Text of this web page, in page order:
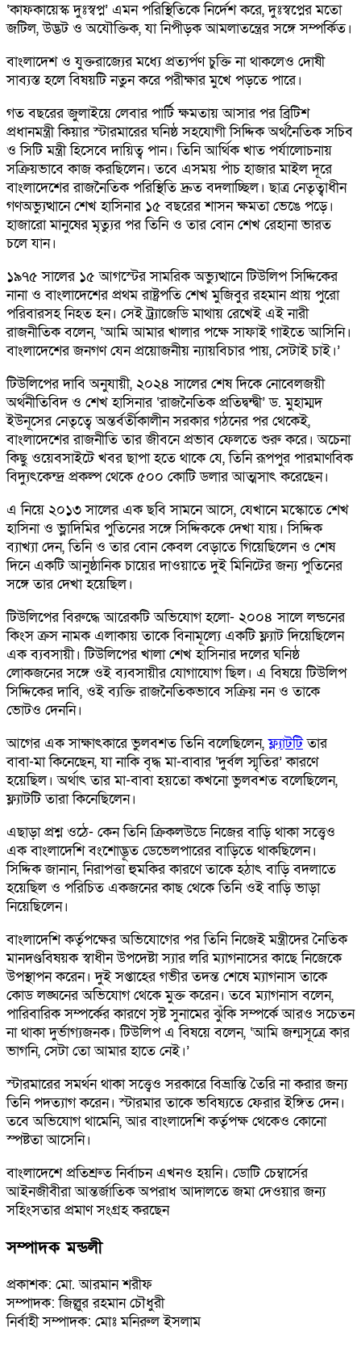
‘কাফকায়েস্ক দুঃস্বপ্ন’ এমন পরিস্থিতিকে নির্দেশ করে, দুঃস্বপ্নের মতো
জটিল, উদ্ভট ও অযৌক্তিক, যা নিপীড়ক আমলাতন্ত্রের সঙ্গে সম্পর্কিত।
বাংলাদেশ ও যুক্তরাজ্যের মধ্যে প্রত্যর্পণ চুক্তি না থাকলেও দোষী
সাব্যস্ত হলে বিষয়টি নতুন করে পরীক্ষার মুখে পড়তে পারে।
গত বছরের জুলাইয়ে লেবার পার্টি ক্ষমতায় আসার পর ব্রিটিশ
প্রধানমন্ত্রী কিয়ার স্টারমারের ঘনিষ্ঠ সহযোগী সিদ্দিক অর্থনৈতিক সচিব
ও সিটি মন্ত্রী হিসেবে দায়িত্ব পান। তিনি আর্থিক খাত পর্যালোচনায়
সক্রিয়ভাবে কাজ করছিলেন। তবে এসময় পাঁচ হাজার মাইল দূরে
বাংলাদেশের রাজনৈতিক পরিস্থিতি দ্রুত বদলাচ্ছিল। ছাত্র নেতৃত্বাধীন
গণঅভ্যুত্থানে শেখ হাসিনার ১৫ বছরের শাসন ক্ষমতা ভেঙে পড়ে।
হাজারো মানুষের মৃত্যুর পর তিনি ও তার বোন শেখ রেহানা ভারত
চলে যান।
১৯৭৫ সালের ১৫ আগস্টের সামরিক অভ্যুত্থানে টিউলিপ সিদ্দিকের
নানা ও বাংলাদেশের প্রথম রাষ্ট্রপতি শেখ মুজিবুর রহমান প্রায় পুরো
পরিবারসহ নিহত হন। সেই ট্র্যাজেডি মাথায় রেখেই এই নারী
রাজনীতিক বলেন, ‘আমি আমার খালার পক্ষে সাফাই গাইতে আসিনি।
বাংলাদেশের জনগণ যেন প্রয়োজনীয় ন্যায়বিচার পায়, সেটাই চাই।’
টিউলিপের দাবি অনুযায়ী, ২০২৪ সালের শেষ দিকে নোবেলজয়ী
অর্থনীতিবিদ ও শেখ হাসিনার ‘রাজনৈতিক প্রতিদ্বন্দ্বী’ ড. মুহাম্মদ
ইউনূসের নেতৃত্বে অন্তর্বর্তীকালীন সরকার গঠনের পর থেকেই,
বাংলাদেশের রাজনীতি তার জীবনে প্রভাব ফেলতে শুরু করে। অচেনা
কিছু ওয়েবসাইটে খবর ছাপা হতে থাকে যে, তিনি রূপপুর পারমাণবিক
বিদ্যুৎকেন্দ্র প্রকল্প থেকে ৫০০ কোটি ডলার আত্মসাৎ করেছেন।
এ নিয়ে ২০১৩ সালের এক ছবি সামনে আসে, যেখানে মস্কোতে শেখ
হাসিনা ও ভ্লাদিমির পুতিনের সঙ্গে সিদ্দিককে দেখা যায়। সিদ্দিক
ব্যাখ্যা দেন, তিনি ও তার বোন কেবল বেড়াতে গিয়েছিলেন ও শেষ
দিনে একটি আনুষ্ঠানিক চায়ের দাওয়াতে দুই মিনিটের জন্য পুতিনের
সঙ্গে তার দেখা হয়েছিল।
টিউলিপের বিরুদ্ধে আরেকটি অভিযোগ হলো- ২০০৪ সালে লন্ডনের
কিংস ক্রস নামক এলাকায় তাকে বিনামূল্যে একটি ফ্ল্যাট দিয়েছিলেন
এক ব্যবসায়ী। টিউলিপের খালা শেখ হাসিনার দলের ঘনিষ্ঠ
লোকজনের সঙ্গে ওই ব্যবসায়ীর যোগাযোগ ছিল। এ বিষয়ে টিউলিপ
সিদ্দিকের দাবি, ওই ব্যক্তি রাজনৈতিকভাবে সক্রিয় নন ও তাকে
ভোটও দেননি।
আগের এক সাক্ষাৎকারে ভুলবশত তিনি বলেছিলেন,ফ্ল্যাটটিতার
বাবা-মা কিনেছেন, যা নাকি বৃদ্ধ মা-বাবার ‘দুর্বল স্মৃতির’ কারণে
হয়েছিল। অর্থাৎ তার মা-বাবা হয়তো কখনো ভুলবশত বলেছিলেন,
ফ্ল্যাটটি তারা কিনেছিলেন।
এছাড়া প্রশ্ন ওঠে- কেন তিনি ক্রিকলউডে নিজের বাড়ি থাকা সত্ত্বেও
এক বাংলাদেশি বংশোদ্ভূত ডেভেলপারের বাড়িতে থাকছিলেন।
সিদ্দিক জানান, নিরাপত্তা হুমকির কারণে তাকে হঠাৎ বাড়ি বদলাতে
হয়েছিল ও পরিচিত একজনের কাছ থেকে তিনি ওই বাড়ি ভাড়া
নিয়েছিলেন।
বাংলাদেশি কর্তৃপক্ষের অভিযোগের পর তিনি নিজেই মন্ত্রীদের নৈতিক
মানদণ্ডবিষয়ক স্বাধীন উপদেষ্টা স্যার লরি ম্যাগনাসের কাছে নিজেকে
উপস্থাপন করেন। দুই সপ্তাহের গভীর তদন্ত শেষে ম্যাগনাস তাকে
কোড লঙ্ঘনের অভিযোগ থেকে মুক্ত করেন। তবে ম্যাগনাস বলেন,
পারিবারিক সম্পর্কের কারণে সৃষ্ট সুনামের ঝুঁকি সম্পর্কে আরও সচেতন
না থাকা দুর্ভাগ্যজনক। টিউলিপ এ বিষয়ে বলেন, ‘আমি জন্মসূত্রে কার
ভাগনি, সেটা তো আমার হাতে নেই।’
স্টারমারের সমর্থন থাকা সত্ত্বেও সরকারে বিভ্রান্তি তৈরি না করার জন্য
তিনি পদত্যাগ করেন। স্টারমার তাকে ভবিষ্যতে ফেরার ইঙ্গিত দেন।
তবে অভিযোগ থামেনি, আর বাংলাদেশি কর্তৃপক্ষ থেকেও কোনো
স্পষ্টতা আসেনি।
বাংলাদেশে প্রতিশ্রুত নির্বাচন এখনও হয়নি। ডোটি চেম্বার্সের
আইনজীবীরা আন্তর্জাতিক অপরাধ আদালতে জমা দেওয়ার জন্য
সহিংসতার প্রমাণ সংগ্রহ করছেন
সম্পাদক মন্ডলী
প্রকাশক: মো. আরমান শরীফ
সম্পাদক: জিল্লুর রহমান চৌধুরী
নির্বাহী সম্পাদক: মোঃ মনিরুল ইসলাম